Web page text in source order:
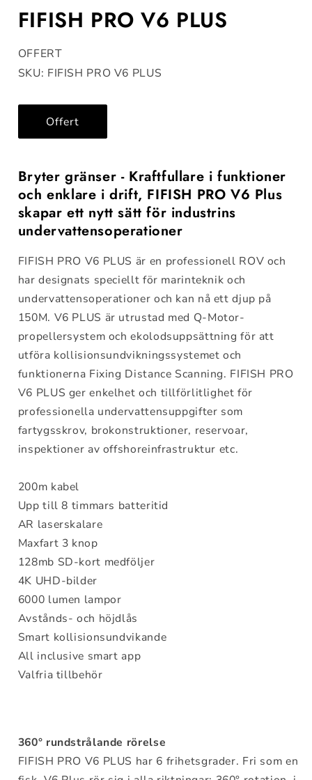
FIFISH PRO V6 PLUS
OFFERT
SKU: FIFISH PRO V6 PLUS
Offert
Bryter gränser - Kraftfullare i funktioner
och enklare i drift, FIFISH PRO V6 Plus
skapar ett nytt sätt för industrins
undervattensoperationer
FIFISH PRO V6 PLUS är en professionell ROV och
har designats speciellt för marinteknik och
undervattensoperationer och kan nå ett djup på
150M. V6 PLUS är utrustad med Q-Motor-
propellersystem och ekolodsuppsättning för att
utföra kollisionsundvikningssystemet och
funktionerna Fixing Distance Scanning. FIFISH PRO
V6 PLUS ger enkelhet och tillförlitlighet för
professionella undervattensuppgifter som
fartygsskrov, brokonstruktioner, reservoar,
inspektioner av offshoreinfrastruktur etc.
200m kabel
Upp till 8 timmars batteritid
AR laserskalare
Maxfart 3 knop
128mb SD-kort medföljer
4K UHD-bilder
6000 lumen lampor
Avstånds- och höjdlås
Smart kollisionsundvikande
All inclusive smart app
Valfria tillbehör
360° rundstrålande rörelse
FIFISH PRO V6 PLUS har 6 frihetsgrader. Fri som en